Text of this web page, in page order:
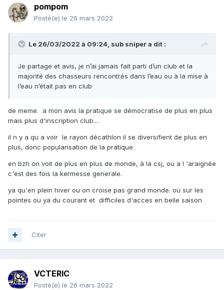
pompom
Posté(e) le 26 mars 2022
Le 26/03/2022 à 09:24, sub snipera dit :
Je partage et avis, je n’ai jamais fait parti d’un club et la
majorité des chasseurs rencontrés dans l’eau ou à la mise à
l’eau n’était pas en club
de meme. a mon avis la pratique se démocratise de plus en plus
mais plus d'inscription club....
il n y a qu a voir le rayon décathlon il se diversifient de plus en
plus, donc popularisation de la pratique.
en bzh on voit de plus en plus de monde, à la csj, ou a l 'araignée
c'est des fois la kermesse generale.
ya qu'en plein hiver ou on croise pas grand monde. ou sur les
pointes ou ya du courant et difficiles d'acces en belle saison
Citer
VCTERIC
Posté(e) le 26 mars 2022